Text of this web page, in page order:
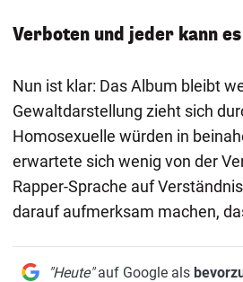
Verboten und jeder kann
Nun ist klar: Das Album bleibt
Gewaltdarstellung zieht sich
Homosexuelle würden in
erwartete sich wenig von der
Rapper-Sprache auf
darauf aufmerksam machen,
"Heute"auf Google als